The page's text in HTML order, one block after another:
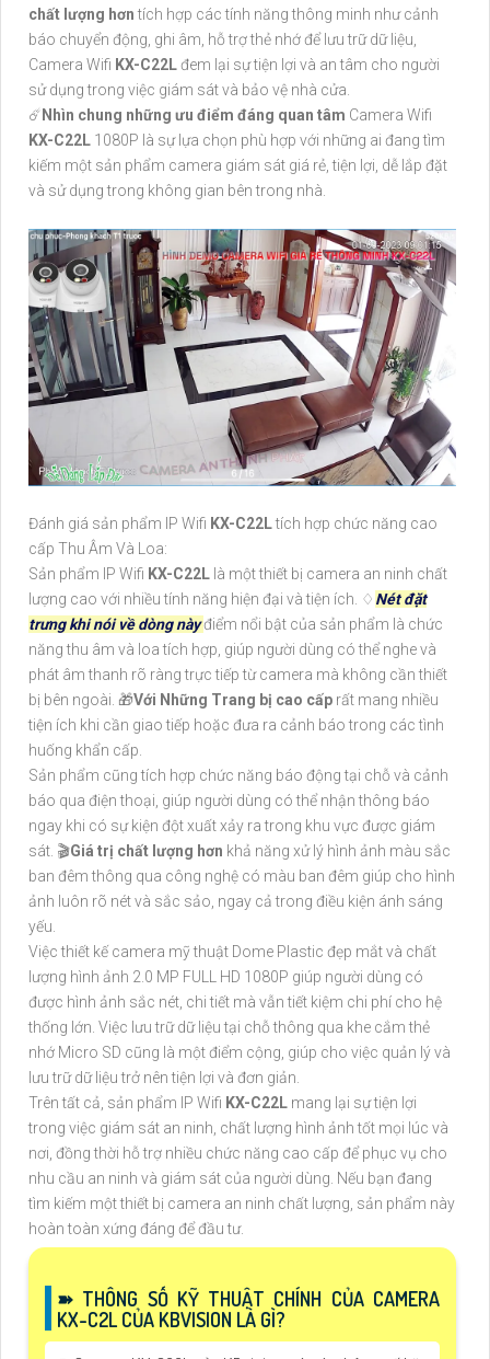
chất lượng hơntích hợp các tính năng thông minh như cảnh
báo chuyển động, ghi âm, hỗ trợ thẻ nhớ để lưu trữ dữ liệu,
Camera Wifi KX-C22Lđem lại sự tiện lợi và an tâm cho người
sử dụng trong việc giám sát và bảo vệ nhà cửa.
☄️ Nhìn chung những ưu điểm đáng quan tâm Camera Wifi
KX-C22L 1080P là sự lựa chọn phù hợp với những ai đang tìm
kiếm một sản phẩm camera giám sát giá rẻ, tiện lợi, dễ lắp đặt
và sử dụng trong không gian bên trong nhà.
Đánh giá sản phẩm IP Wifi KX-C22Ltích hợp chức năng cao
cấp Thu Âm Và Loa:
Sản phẩm IP Wifi KX-C22L là một thiết bị camera an ninh chất
lượng cao với nhiều tính năng hiện đại và tiện ích. ♢ Nét đặt
trưng khi nói về dòng nàyđiểm nổi bật của sản phẩm là chức
năng thu âm và loa tích hợp, giúp người dùng có thể nghe và
phát âm thanh rõ ràng trực tiếp từ camera mà không cần thiết
bị bên ngoài. 🎁Với Những Trang bị cao cấp rất mang nhiều
tiện ích khi cần giao tiếp hoặc đưa ra cảnh báo trong các tình
huống khẩn cấp.
Sản phẩm cũng tích hợp chức năng báo động tại chỗ và cảnh
báo qua điện thoại, giúp người dùng có thể nhận thông báo
ngay khi có sự kiện đột xuất xảy ra trong khu vực được giám
sát. 🎬Giá trị chất lượng hơn khả năng xử lý hình ảnh màu sắc
ban đêm thông qua công nghệ có màu ban đêm giúp cho hình
ảnh luôn rõ nét và sắc sảo, ngay cả trong điều kiện ánh sáng
yếu.
Việc thiết kế camera mỹ thuật Dome Plastic đẹp mắt và chất
lượng hình ảnh 2.0 MP FULL HD 1080P giúp người dùng có
được hình ảnh sắc nét, chi tiết mà vẫn tiết kiệm chi phí cho hệ
thống lớn. Việc lưu trữ dữ liệu tại chỗ thông qua khe cắm thẻ
nhớ Micro SD cũng là một điểm cộng, giúp cho việc quản lý và
lưu trữ dữ liệu trở nên tiện lợi và đơn giản.
Trên tất cả, sản phẩm IP Wifi KX-C22L mang lại sự tiện lợi
trong việc giám sát an ninh, chất lượng hình ảnh tốt mọi lúc và
nơi, đồng thời hỗ trợ nhiều chức năng cao cấp để phục vụ cho
nhu cầu an ninh và giám sát của người dùng. Nếu bạn đang
tìm kiếm một thiết bị camera an ninh chất lượng, sản phẩm này
hoàn toàn xứng đáng để đầu tư.
➽ THÔNG SỐ KỸ THUẬT CHÍNH CỦA CAMERA
KX-C2L CỦA KBVISION LÀ GÌ?